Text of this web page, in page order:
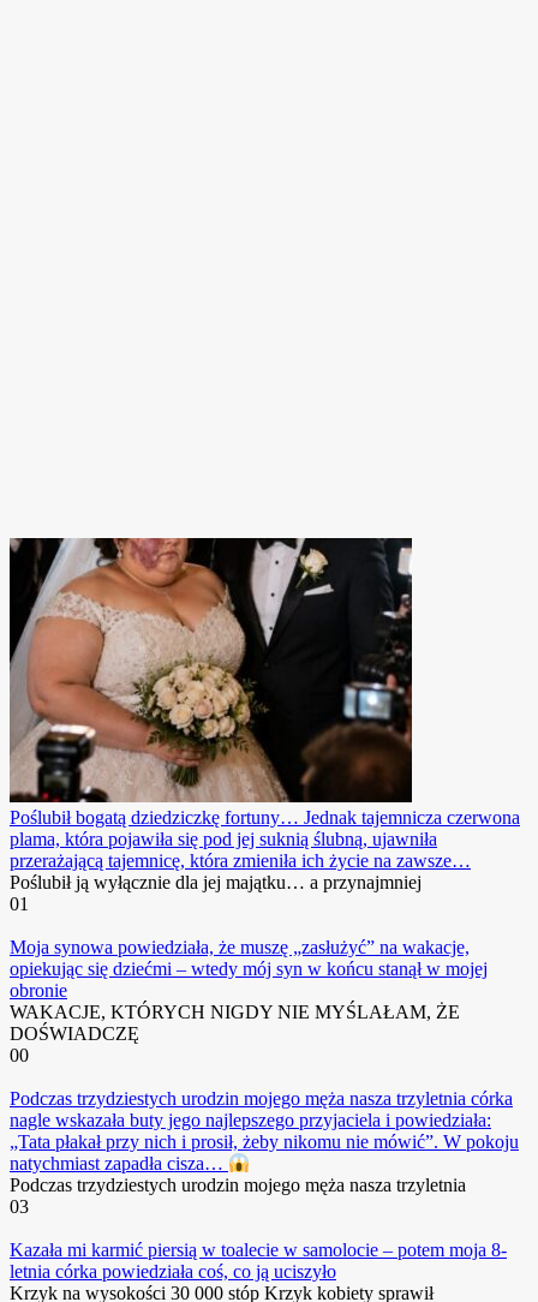
Poślubił bogatą dziedziczkę fortuny… Jednak tajemnicza czerwona
plama, która pojawiła się pod jej suknią ślubną, ujawniła
przerażającą tajemnicę, która zmieniła ich życie na zawsze…
Poślubił ją wyłącznie dla jej majątku… a przynajmniej
01
Moja synowa powiedziała, że ​​muszę „zasłużyć” na wakacje,
opiekując się dziećmi – wtedy mój syn w końcu stanął w mojej
obronie
WAKACJE, KTÓRYCH NIGDY NIE MYŚLAŁAM, ŻE
DOŚWIADCZĘ
00
Podczas trzydziestych urodzin mojego męża nasza trzyletnia córka
nagle wskazała buty jego najlepszego przyjaciela i powiedziała:
„Tata płakał przy nich i prosił, żeby nikomu nie mówić”. W pokoju
natychmiast zapadła cisza…
Podczas trzydziestych urodzin mojego męża nasza trzyletnia
03
Kazała mi karmić piersią w toalecie w samolocie – potem moja 8-
letnia córka powiedziała coś, co ją uciszyło
Krzyk na wysokości 30 000 stóp Krzyk kobiety sprawił